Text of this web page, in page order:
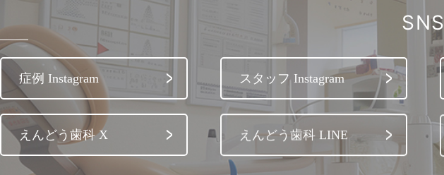
SNS
症例 Instagram スタッフ Instagram
えんどう歯科 X えんどう歯科 LINE